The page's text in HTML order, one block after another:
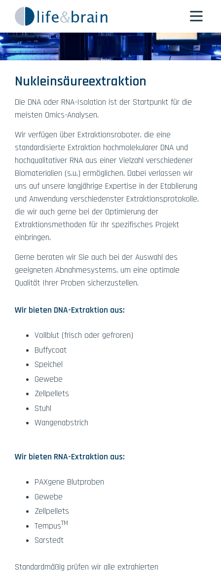
Nukleinsäureextraktion
Die DNA oder RNA-Isolation ist der Startpunkt für die
meisten Omics-Analysen.
Wir verfügen über Extraktionsroboter, die eine
standardisierte Extraktion hochmolekularer DNA und
hochqualitativer RNA aus einer Vielzahl verschiedener
Biomaterialien (s.u.) ermöglichen. Dabei verlassen wir
uns auf unsere langjährige Expertise in der Etablierung
und Anwendung verschiedenster Extraktionsprotokolle,
die wir auch gerne bei der Optimierung der
Extraktionsmethoden für Ihr spezifisches Projekt
einbringen.
Gerne beraten wir Sie auch bei der Auswahl des
geeigneten Abnahmesystems, um eine optimale
Qualität Ihrer Proben sicherzustellen.
Wir bieten DNA-Extraktion aus:
Vollblut (frisch oder gefroren)
Buffycoat
Speichel
Gewebe
Zellpellets
Stuhl
Wangenabstrich
Wir bieten RNA-Extraktion aus:
PAXgene Blutproben
Gewebe
Zellpellets
TempusTM
Sarstedt
Standardmäßig prüfen wir alle extrahierten